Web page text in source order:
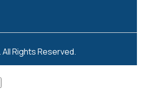
Rights Reserved.